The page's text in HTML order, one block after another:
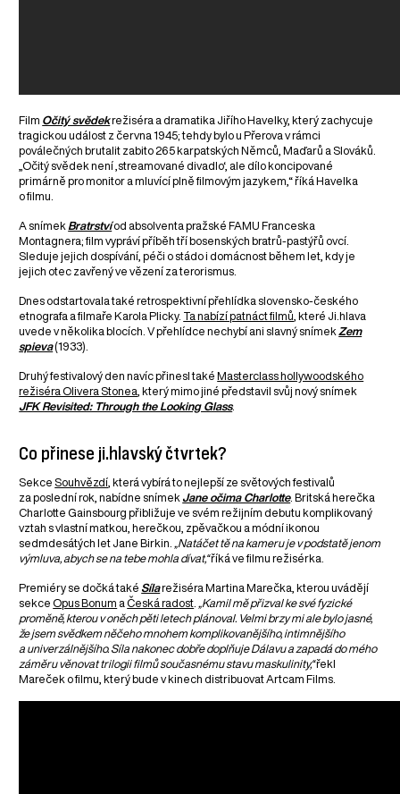
Film Očitý svědekrežiséra a dramatika Jiřího Havelky, který zachycuje
tragickou událost z června 1945; tehdy bylo u Přerova v rámci
poválečných brutalit zabito 265 karpatských Němců, Maďarů a Slováků.
„Očitý svědek není ‚streamované divadlo‘, ale dílo koncipované
primárně pro monitor a mluvící plně filmovým jazykem,“ říká Havelka
o filmu.
A snímek Bratrstvíod absolventa pražské FAMU Franceska
Montagnera; film vypráví příběh tří bosenských bratrů-pastýřů ovcí.
Sleduje jejich dospívání, péči o stádo i domácnost během let, kdy je
jejich otec zavřený ve vězení za terorismus.
Dnes odstartovala také retrospektivní přehlídka slovensko-českého
etnografa a filmaře Karola Plicky. Ta nabízí patnáct filmů , které Ji.hlava
uvede v několika blocích. V přehlídce nechybí ani slavný snímekZem
spieva(1933).
Druhý festivalový den navíc přinesl také Masterclass hollywoodského
režiséra Olivera Stonea , který mimo jiné představil svůj nový snímek
JFK Revisited: Through the Looking Glass.
Co přinese ji.hlavský čtvrtek?
Sekce Souhvězdí , která vybírá to nejlepší ze světových festivalů
za poslední rok, nabídne snímek Jane očima Charlotte. Britská herečka
Charlotte Gainsbourg přibližuje ve svém režijním debutu komplikovaný
vztah s vlastní matkou, herečkou, zpěvačkou a módní ikonou
sedmdesátých let Jane Birkin. „Natáčet tě na kameru je v podstatě jenom
výmluva, abych se na tebe mohla dívat,“říká ve filmu režisérka.
Premiéry se dočká také Sílarežiséra Martina Marečka, kterou uvádějí
sekceOpus Bonum aČeská radost „Kamil mě přizval ke své fyzické
proměně, kterou v oněch pěti letech plánoval. Velmi brzy mi ale bylo jasné,
že jsem svědkem něčeho mnohem komplikovanějšího, intimnějšího
a univerzálnějšího. Síla nakonec dobře doplňuje Dálavu a zapadá do mého
záměru věnovat trilogii filmů současnému stavu maskulinity,“řekl
Mareček o filmu, který bude v kinech distribuovat Artcam Films.